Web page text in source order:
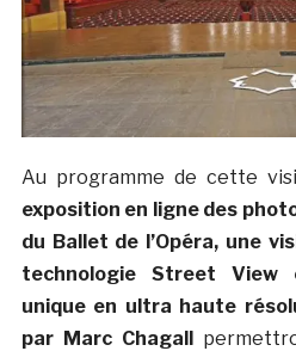
Au programme de cette
exposition en ligne des
du Ballet de l’Opéra, une
technologie Street View
unique en ultra haute
par Marc Chagall